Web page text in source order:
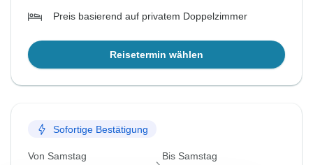
Preis basierend auf privatem Doppelzimmer
Reisetermin wählen
Sofortige Bestätigung
Von Samstag Bis Samstag